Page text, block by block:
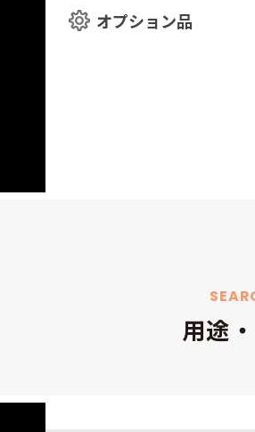
オプション品
用途